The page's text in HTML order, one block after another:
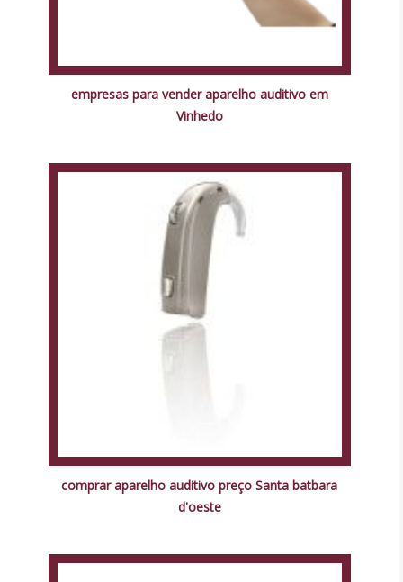
empresas para vender aparelho auditivo em
Vinhedo
comprar aparelho auditivo preço Santa batbara
d'oeste